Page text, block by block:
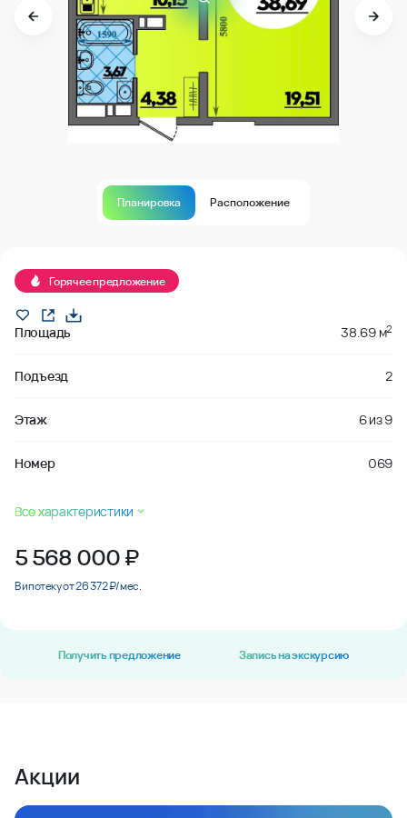
Планировка Расположение
Горячее предложение
Площадь 38.69 м2
Подъезд 2
Этаж 6из9
Номер 069
Все характеристики
5 568 000₽
В ипотеку от 26 372 ₽/мес.
Получить предложение Запись на экскурсию
Акции